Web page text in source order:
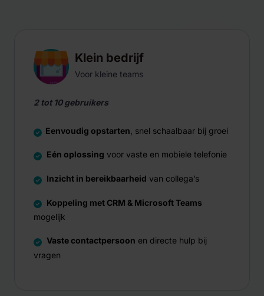
Klein bedrijf
Voor kleine teams
2 tot 10 gebruikers
Eenvoudig opstarten , snel schaalbaar bij groei
Eén oplossing voor vaste en mobiele telefonie
Inzicht in bereikbaarheid van collega’s
Koppeling met CRM & Microsoft Teams
mogelijk
Vaste contactpersoon en directe hulp bij
vragen